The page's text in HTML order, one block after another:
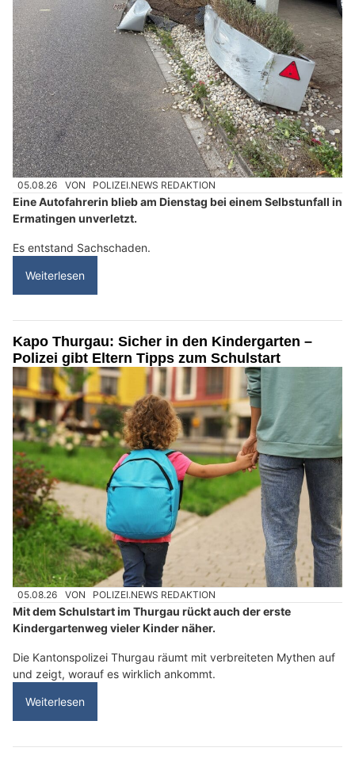
05.08.26 VON POLIZEI.NEWS REDAKTION
Eine Autofahrerin blieb am Dienstag bei einem Selbstunfall in
Ermatingen unverletzt.
Es entstand Sachschaden.
Weiterlesen
Kapo Thurgau: Sicher in den Kindergarten –
Polizei gibt Eltern Tipps zum Schulstart
05.08.26 VON POLIZEI.NEWS REDAKTION
Mit dem Schulstart im Thurgau rückt auch der erste
Kindergartenweg vieler Kinder näher.
Die Kantonspolizei Thurgau räumt mit verbreiteten Mythen auf
und zeigt, worauf es wirklich ankommt.
Weiterlesen